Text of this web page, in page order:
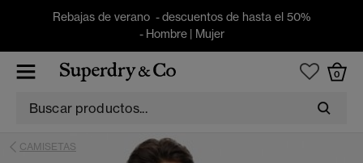
Rebajas de verano - descuentos de hasta el 50%
- Hombre| Mujer
0
CAMISETAS